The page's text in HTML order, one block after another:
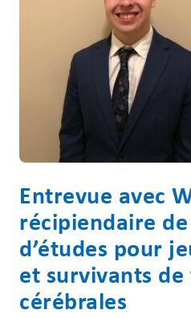
Entrevue avec
récipiendaire
d’études pour
et survivants
cérébrales